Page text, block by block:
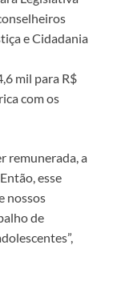
e Cidadania
mil para R$
com os
remunerada, a
esse
nossos
de